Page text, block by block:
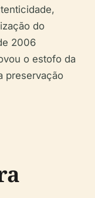
do
2006
o estofo da
preservação